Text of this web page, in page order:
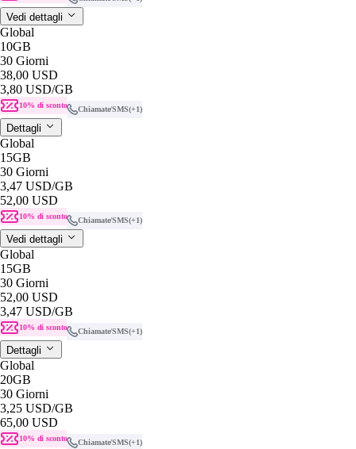
Vedi dettagli
Global
10GB
30 Giorni
38,00 USD
3,80 USD/GB
10% di sconto Chiamate/SMS(+1)
Dettagli
Global
15GB
30 Giorni
3,47 USD/GB
52,00 USD
10% di sconto Chiamate/SMS(+1)
Vedi dettagli
Global
15GB
30 Giorni
52,00 USD
3,47 USD/GB
10% di sconto Chiamate/SMS(+1)
Dettagli
Global
20GB
30 Giorni
3,25 USD/GB
65,00 USD
10% di sconto Chiamate/SMS(+1)